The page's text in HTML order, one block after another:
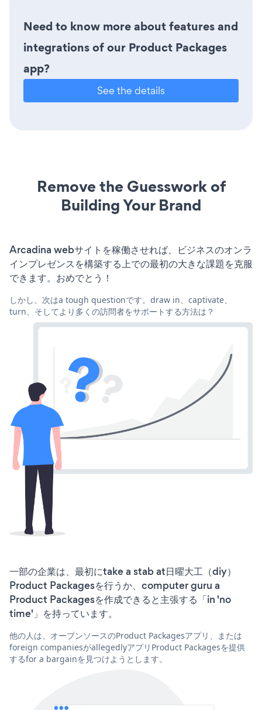
Need to know more about features and
integrations of our Product Packages
app?
See the details
Remove the Guesswork of
Building Your Brand
Arcadina webサイトを稼働させれば、ビジネスのオンラ
インプレゼンスを構築する上での最初の大きな課題を克服
できます。おめでとう！
しかし、次はa tough questionです。draw in、captivate、
turn、そしてより多くの訪問者をサポートする方法は？
一部の企業は、最初にtake a stab at日曜大工（diy）
Product Packagesを行うか、computer guru a
Product Packagesを作成できると主張する「in 'no
time'」を持っています。
他の人は、オープンソースのProduct Packagesアプリ、または
foreign companiesがallegedlyアプリProduct Packagesを提供
するfor a bargainを見つけようとします。